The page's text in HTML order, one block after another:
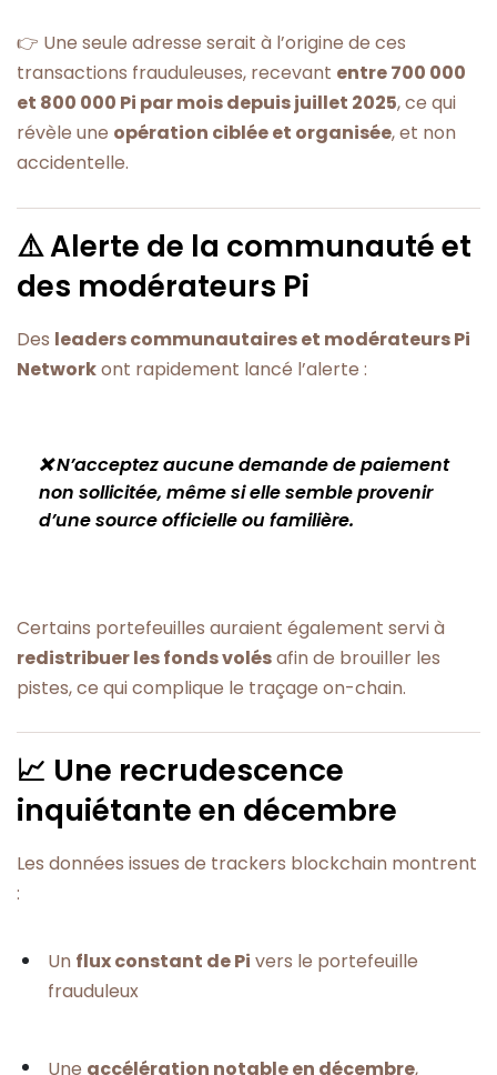
👉 Une seule adresse serait à l’origine de ces
transactions frauduleuses, recevant entre 700 000
et 800 000 Pi par mois depuis juillet 2025, ce qui
révèle une opération ciblée et organisée, et non
accidentelle.
⚠️ Alerte de la communauté et
des modérateurs Pi
Des leaders communautaires et modérateurs Pi
Networkont rapidement lancé l’alerte :
❌N’acceptez aucune demande de paiement
non sollicitée, même si elle semble provenir
d’une source officielle ou familière.
Certains portefeuilles auraient également servi à
redistribuer les fonds volésafin de brouiller les
pistes, ce qui complique le traçage on-chain.
📈 Une recrudescence
inquiétante en décembre
Les données issues de trackers blockchain montrent
:
Un flux constant de Pi vers le portefeuille
frauduleux
Une accélération notable en décembre,